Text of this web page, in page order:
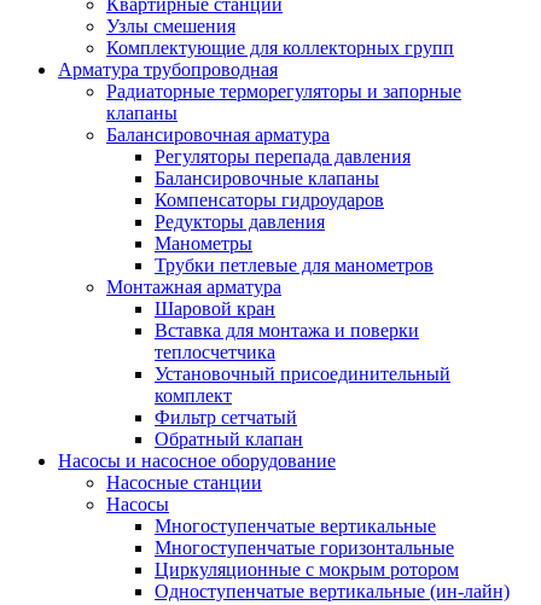
Квартирные станции
Узлы смешения
Комплектующие для коллекторных групп
Арматура трубопроводная
Радиаторные терморегуляторы и запорные
клапаны
Балансировочная арматура
Регуляторы перепада давления
Балансировочные клапаны
Компенсаторы гидроударов
Редукторы давления
Манометры
Трубки петлевые для манометров
Монтажная арматура
Шаровой кран
Вставка для монтажа и поверки
теплосчетчика
Установочный присоединительный
комплект
Фильтр сетчатый
Обратный клапан
Насосы и насосное оборудование
Насосные станции
Насосы
Многоступенчатые вертикальные
Многоступенчатые горизонтальные
Циркуляционные с мокрым ротором
Одноступенчатые вертикальные (ин-лайн)